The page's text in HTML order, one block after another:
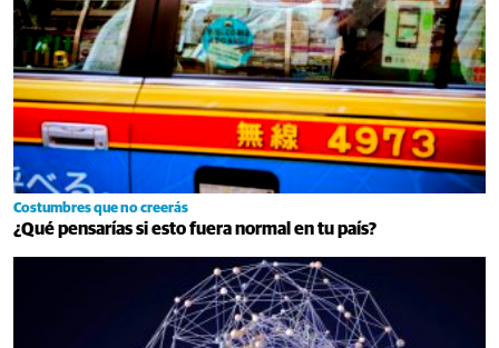
Costumbres que no creerás
¿Qué pensarías si esto fuera normal en tu país?